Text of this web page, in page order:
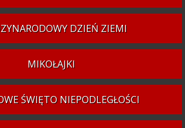
DZIEŃ ZIEMI
MIKOŁAJKI
ŚWIĘTO NIEPODLEGŁOŚCI